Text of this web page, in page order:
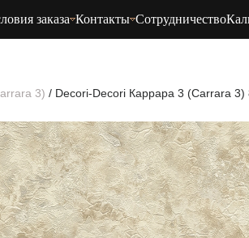
заказа Контакты Сотрудничество
3) / Decori-Decori Каррара 3 (Carrara 3)